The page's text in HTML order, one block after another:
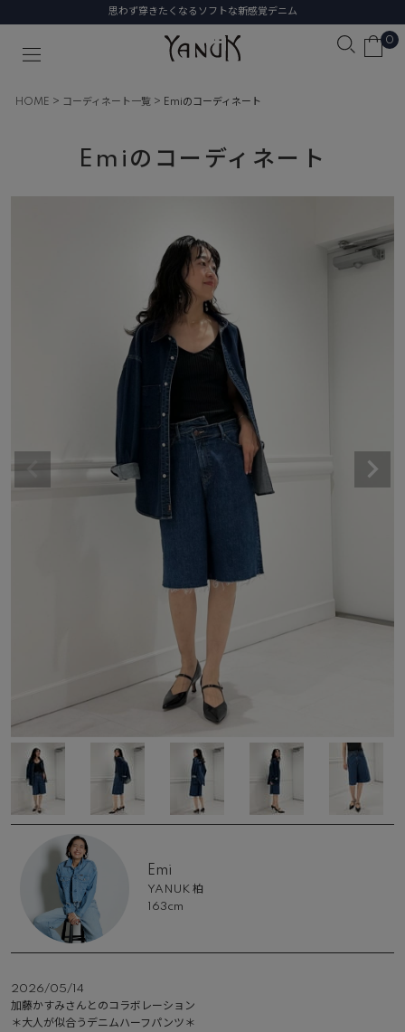
思わず穿きたくなるソフトな新感覚デニム
0
HOME コーディネート一覧 Emiのコーディネート
Emiのコーディネート
Emi
YANUK 柏
163cm
2026/05/14
加藤かすみさんとのコラボレーション
＊大人が似合うデニムハーフパンツ＊